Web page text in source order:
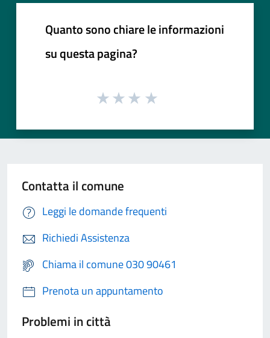
Quanto sono chiare le informazioni
su questa pagina?
Contatta il comune
Leggi le domande frequenti
Richiedi Assistenza
Chiama il comune 030 90461
Prenota un appuntamento
Problemi in città